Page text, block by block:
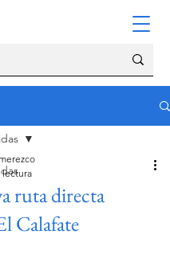
ruta directa
Calafate
lectura